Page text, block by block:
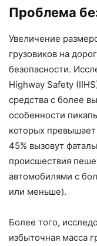
Проблема
Увеличение
грузовиков на
безопасности.
Highway Safety
средства с более
особенности
которых
45% вызовут
происшествия
автомобилями с
или меньше).
Более того,
избыточная масса